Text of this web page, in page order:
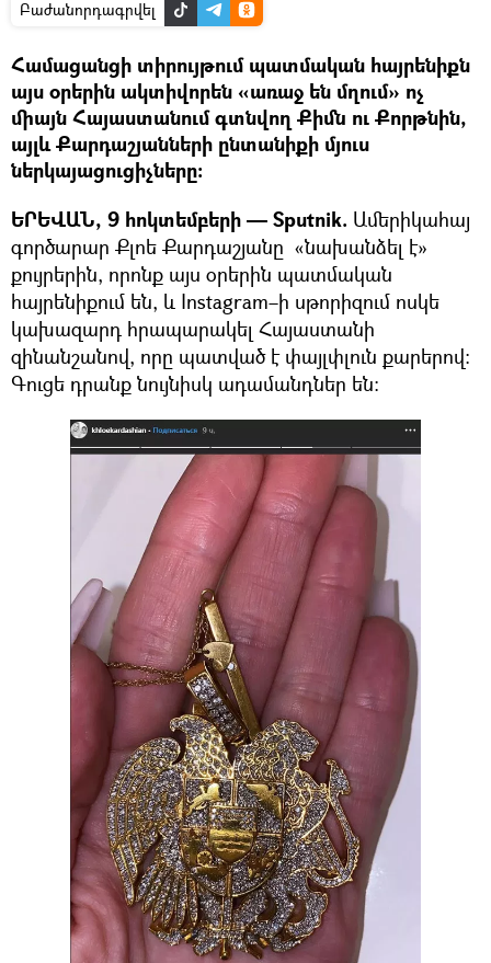
Բաժանորդագրվել
Համացանցի տիրույթում պատմական հայրենիքն
այս օրերին ակտիվորեն «առաջ են մղում» ոչ
միայն Հայաստանում գտնվող Քիմն ու Քորթնին,
այլև Քարդաշյանների ընտանիքի մյուս
ներկայացուցիչները։
ԵՐԵՎԱՆ, 9 հոկտեմբերի — Sputnik. Ամերիկահայ
գործարար Քլոե Քարդաշյանը «նախանձել է»
քույրերին, որոնք այս օրերին պատմական
հայրենիքում են, և Instagram–ի սթորիզում ոսկե
կախազարդ հրապարակել Հայաստանի
զինանշանով, որը պատված է փայլփլուն քարերով։
Գուցե դրանք նույնիսկ ադամանդներ են։